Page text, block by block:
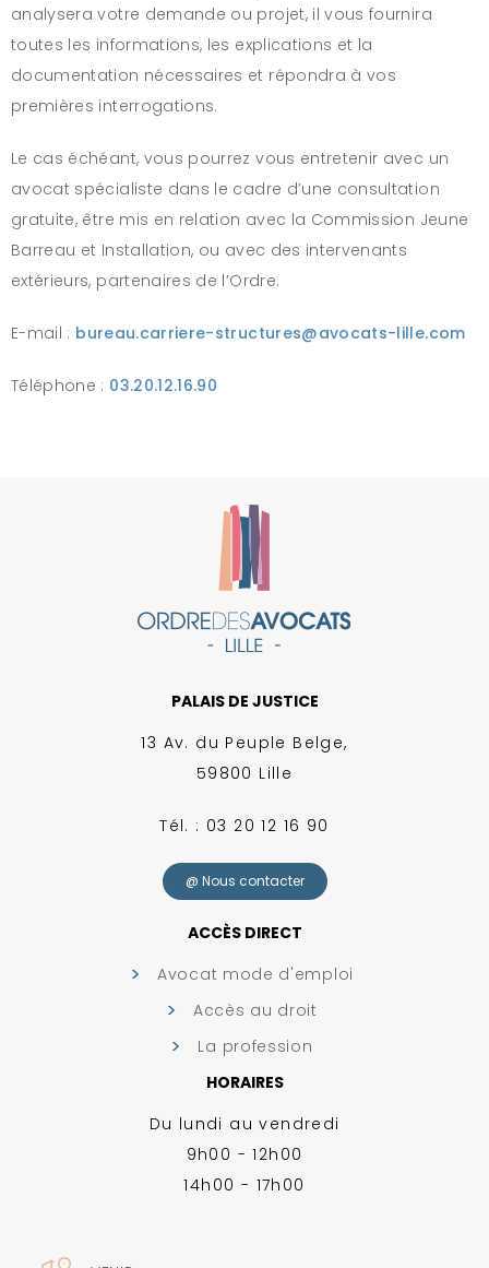
analysera votre demande ou projet, il vous fournira
toutes les informations, les explications et la
documentation nécessaires et répondra à vos
premières interrogations.
Le cas échéant, vous pourrez vous entretenir avec un
avocat spécialiste dans le cadre d’une consultation
gratuite, être mis en relation avec la Commission Jeune
Barreau et Installation, ou avec des intervenants
extérieurs, partenaires de l’Ordre.
E-mail : bureau.carriere-structures@avocats-lille.com
Téléphone : 03.20.12.16.90
PALAIS DE JUSTICE
13 Av. du Peuple Belge,
59800 Lille
Tél. : 03 20 12 16 90
@ Nous contacter
ACCÈS DIRECT
Avocat mode d'emploi
Accès au droit
La profession
HORAIRES
Du lundi au vendredi
9h00 - 12h00
14h00 - 17h00